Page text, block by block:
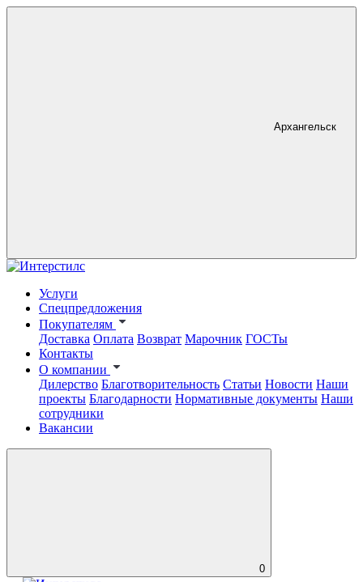
Архангельск
Услуги
Спецпредложения
Покупателям
Доставка Оплата Возврат Марочник ГОСТы
Контакты
О компании
Дилерство Благотворительность Статьи Новости Наши
проекты Благодарности Нормативные документы Наши
сотрудники
Вакансии
0